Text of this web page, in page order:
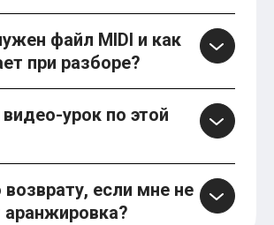
файл MIDI и как
при разборе?
видео-урок по этой
возврату, если мне не